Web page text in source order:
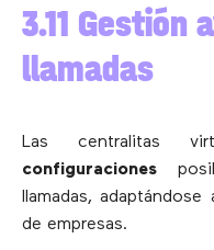
3.11 Gestión
llamadas
Las centralitas
configuraciones
llamadas,
de empresas.